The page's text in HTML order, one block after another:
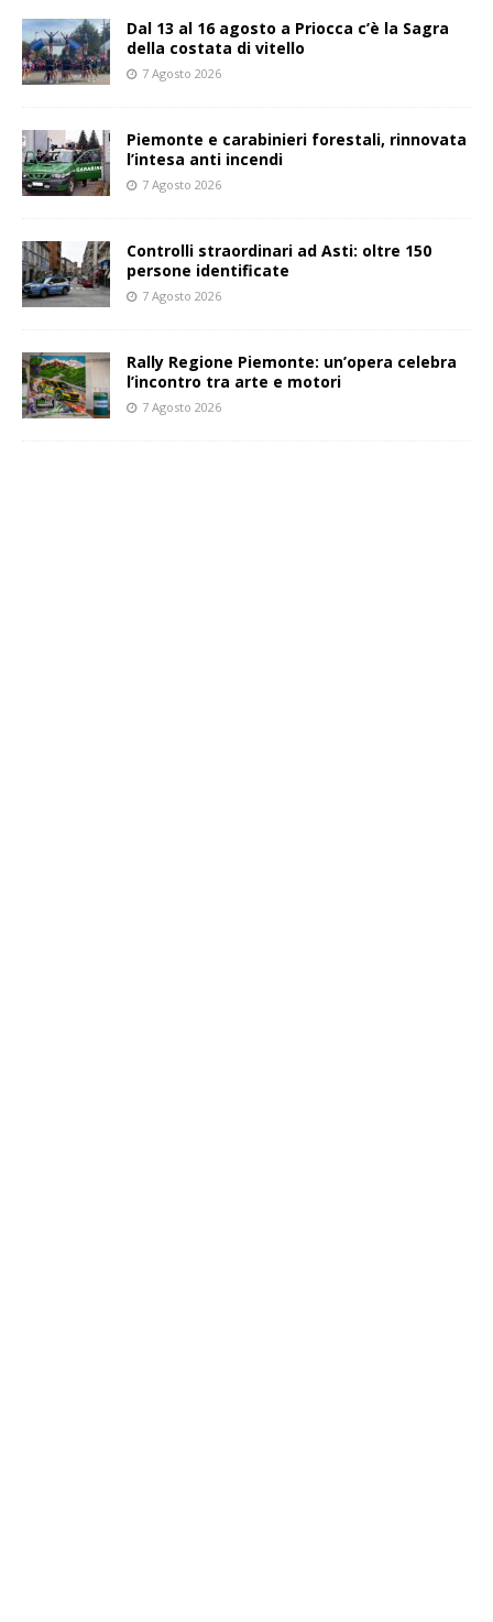
Dal 13 al 16 agosto a Priocca c’è la Sagra
della costata di vitello
7 Agosto 2026
Piemonte e carabinieri forestali, rinnovata
l’intesa anti incendi
7 Agosto 2026
Controlli straordinari ad Asti: oltre 150
persone identificate
7 Agosto 2026
Rally Regione Piemonte: un’opera celebra
l’incontro tra arte e motori
7 Agosto 2026